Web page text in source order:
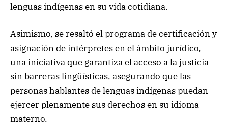
lenguas indígenas en su vida cotidiana.
Asimismo, se resaltó el programa de certificación y
asignación de intérpretes en el ámbito jurídico,
una iniciativa que garantiza el acceso a la justicia
sin barreras lingüísticas, asegurando que las
personas hablantes de lenguas indígenas puedan
ejercer plenamente sus derechos en su idioma
materno.